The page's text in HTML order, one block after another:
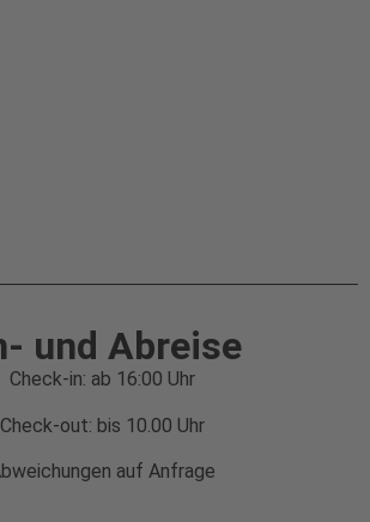
und Abreise
Check-in: ab 16:00 Uhr
Check-out: bis 10.00 Uhr
auf Anfrage